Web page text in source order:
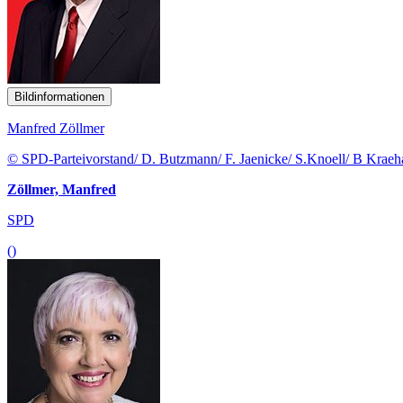
Bildinformationen
Manfred Zöllmer
© SPD-Parteivorstand/ D. Butzmann/ F. Jaenicke/ S.Knoell/ B
Zöllmer, Manfred
SPD
()